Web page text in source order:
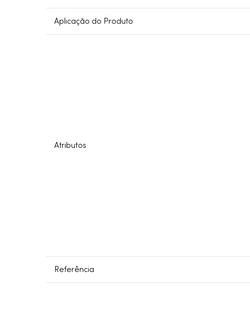
Aplicação do Produto
Atributos
Referência